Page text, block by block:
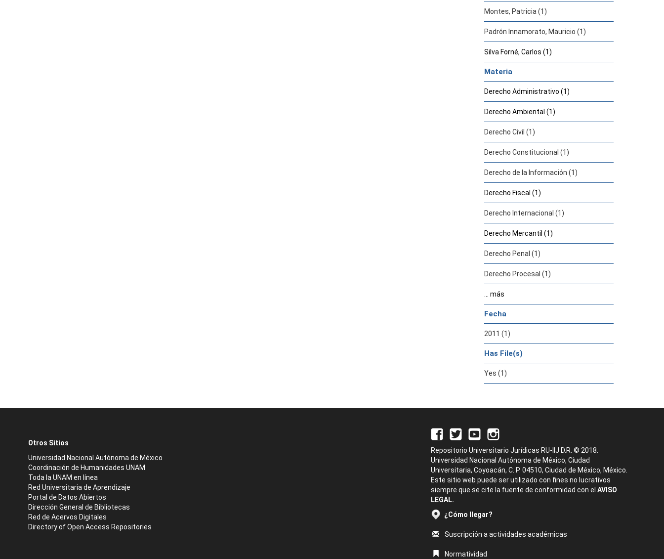
Montes, Patricia (1)
Padrón Innamorato, Mauricio (1)
Silva Forné, Carlos (1)
Materia
Derecho Administrativo (1)
Derecho Ambiental (1)
Derecho Civil (1)
Derecho Constitucional (1)
Derecho de la Información (1)
Derecho Fiscal (1)
Derecho Internacional (1)
Derecho Mercantil (1)
Derecho Penal (1)
Derecho Procesal (1)
... más
Fecha
2011 (1)
Has File(s)
Yes (1)
Otros Sitios
Universidad Nacional Autónoma de México
Coordinación de Humanidades UNAM
Toda la UNAM en línea
Red Universitaria de Aprendizaje
Portal de Datos Abiertos
Dirección General de Bibliotecas
Red de Acervos Digitales
Directory of Open Access Repositories
Repositorio Universitario Jurídicas RU-IIJ D.R. © 2018.
Universidad Nacional Autónoma de México, Ciudad
Universitaria, Coyoacán, C. P. 04510, Ciudad de México, México.
Este sitio web puede ser utilizado con fines no lucrativos
siempre que se cite la fuente de conformidad con el AVISO
LEGAL.
¿Cómo llegar?
Suscripción a actividades académicas
Normatividad